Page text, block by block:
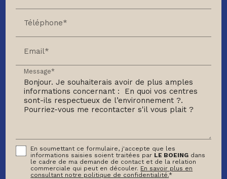
Téléphone*
Email*
Message*
En soumettant ce formulaire, j'accepte que les
informations saisies soient traitées par LE BOEING dans
le cadre de ma demande de contact et de la relation
commerciale qui peut en découler. En savoir plus en
consultant notre politique de confidentialité.*